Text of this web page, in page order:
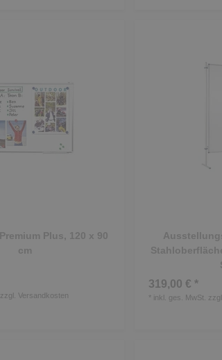
Plus, 120 x 90
cm
zzgl. Versandkosten
319,00 € *
* inkl. ges. MwSt. zzgl.